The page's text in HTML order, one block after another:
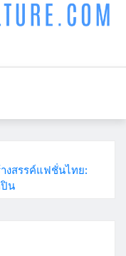
งสรรค์แฟชั่นไทย:
น